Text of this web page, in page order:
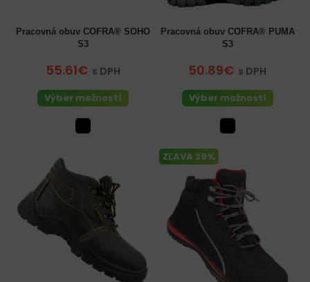
Pracovná obuv COFRA® SOHO
S3
55.61€ s DPH
Výber možností
Pracovná obuv COFRA® PUMA
S3
50.89€ s DPH
Výber možností
ZĽAVA 29%